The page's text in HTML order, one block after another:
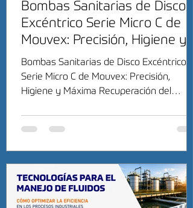
Bombas Sanitarias de Disco
Excéntrico Serie Micro C de
Mouvex: Precisión, Higiene y
Máxima Recuperación del
Producto
Bombas Sanitarias de Disco Excéntrico
Serie Micro C de Mouvex: Precisión,
Higiene y Máxima Recuperación del